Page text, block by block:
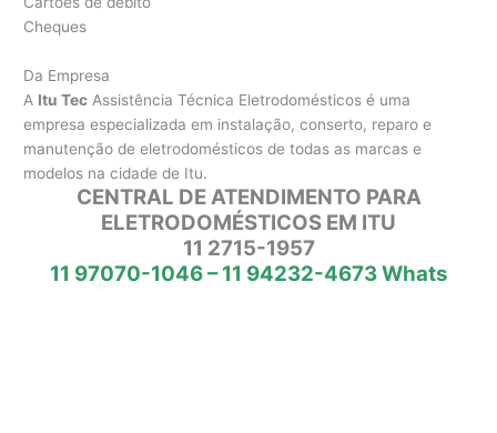
Cheques
Da Empresa
A Itu Tec Assistência Técnica Eletrodomésticos é uma
empresa especializada em instalação, conserto, reparo e
manutenção de eletrodomésticos de todas as marcas e
modelos na cidade de Itu.
CENTRAL DE ATENDIMENTO PARA
ELETRODOMÉSTICOS EM ITU
11 2715-1957
11 97070-1046 – 11 94232-4673 Whats